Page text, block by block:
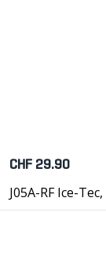
CHF 29.90
J05A-RF Ice-